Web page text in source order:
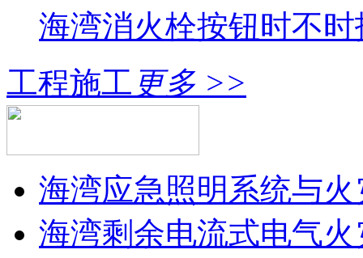
海湾消火栓按钮时不
工程施工 更多 >>
海湾应急照明系统与火
海湾剩余电流式电气火